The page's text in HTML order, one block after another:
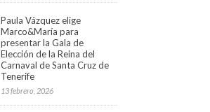
Paula Vázquez elige
Marco&María para
presentar la Gala de
Elección de la Reina del
Carnaval de Santa Cruz de
Tenerife
13 febrero, 2026